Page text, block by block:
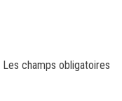
Les champs obligatoires